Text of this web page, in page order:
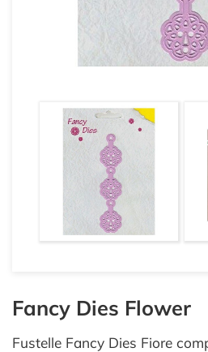
Fancy Dies Flower
Fustelle Fancy Dies Fiore